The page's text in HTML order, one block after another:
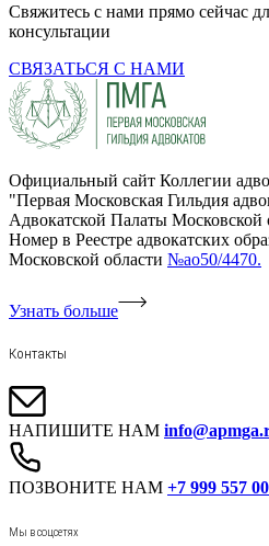
Свяжитесь с нами прямо сейчас
консультации
СВЯЗАТЬСЯ С НАМИ
Официальный сайт Коллегии
"Первая Московская Гильдия
Адвокатской Палаты Московской
Номер в Реестре адвокатских
Московской области №ао50/4470.
Узнать больше
Контакты
НАПИШИТЕ НАМ
ПОЗВОНИТЕ НАМ +7 999 557
Мы в соцсетях